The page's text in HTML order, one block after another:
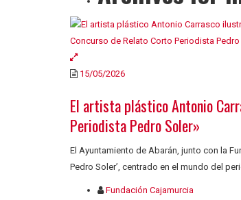
15/05/2026
El artista plástico Antonio
Periodista Pedro Soler»
El Ayuntamiento de Abarán, junto con la
Pedro Soler’, centrado en el mundo del
Fundación Cajamurcia